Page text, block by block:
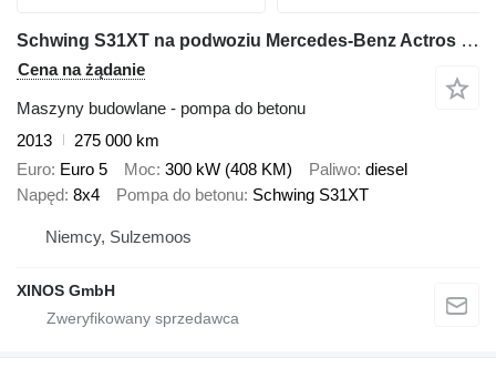
Schwing S31XT na podwoziu Mercedes-Benz Actros 3241
Cena na żądanie
Maszyny budowlane - pompa do betonu
2013
275 000 km
Euro Euro 5 Moc 300 kW (408 KM) Paliwo diesel
Napęd 8x4 Pompa do betonu Schwing S31XT
Niemcy, Sulzemoos
XINOS GmbH